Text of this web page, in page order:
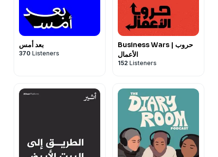
بعد أمس
370 Listeners
Business Wars | حروب
الأعمال
152 Listeners